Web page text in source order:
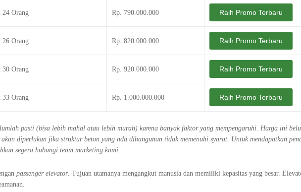
24 Orang Rp. 790.000.000 Raih Promo Terbaru
26 Orang Rp. 820.000.000 Raih Promo Terbaru
30 Orang Rp. 920.000.000 Raih Promo Terbaru
33 Orang Rp. 1.000.000.000 Raih Promo Terbaru
pasti (bisa lebih mahal atau lebih murah) karena banyak faktor yang mempengaruhi. Harga ini
diperlukan jika struktur beton yang ada dibangunan tidak memenuhi syarat. Untuk mendapatkan
segera hubungi team marketing kami.
passenger elevator. Tujuan utamanya mengangkut manusia dan memiliki kepasitas yang besar.